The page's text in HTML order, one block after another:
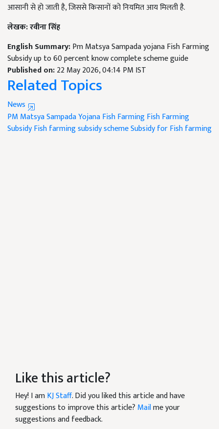
आसानी से हो जाती है, जिससे किसानों को नियमित आय मिलती है.
लेखक: रवीना सिंह
English Summary:Pm Matsya Sampada yojana Fish Farming
Subsidy up to 60 percent know complete scheme guide
Published on:22 May 2026, 04:14 PM IST
Related Topics
News
PM Matsya Sampada YojanaFish FarmingFish Farming
SubsidyFish farming subsidy schemeSubsidy for Fish farming
Like this article?
Hey! I amKJ Staff. Did you liked this article and have
suggestions to improve this article? Mailme your
suggestions and feedback.